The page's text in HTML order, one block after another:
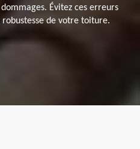
Évitez ces erreurs
de votre toiture.